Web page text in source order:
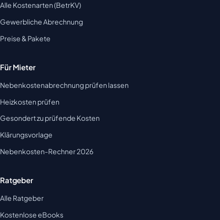
Alle Kostenarten (BetrKV)
Gewerbliche Abrechnung
Preise & Pakete
Für Mieter
Nebenkostenabrechnung prüfen lassen
Heizkosten prüfen
Gesondert zu prüfende Kosten
Klärungsvorlage
Nebenkosten-Rechner 2026
Ratgeber
Alle Ratgeber
Kostenlose eBooks